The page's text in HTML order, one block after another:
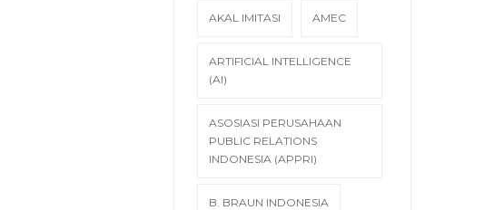
AKAL IMITASI AMEC
ARTIFICIAL INTELLIGENCE
(AI)
ASOSIASI PERUSAHAAN
PUBLIC RELATIONS
INDONESIA (APPRI)
B. BRAUN INDONESIA